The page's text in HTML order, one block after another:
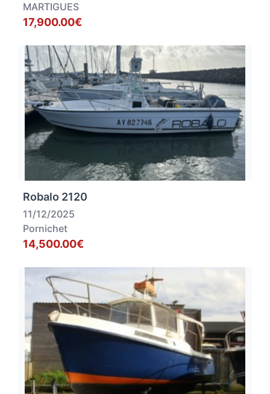
MARTIGUES
17,900.00€
Robalo 2120
11/12/2025
Pornichet
14,500.00€